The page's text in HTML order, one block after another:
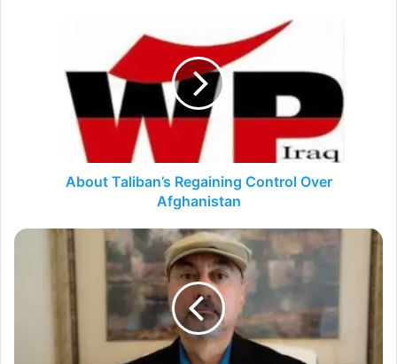
Afghanistan
About Taliban’s Regaining Control Over
Afghanistan
الكاظمي